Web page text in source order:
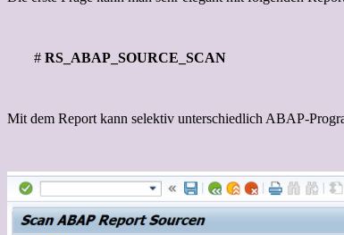
# RS_ABAP_SOURCE_SCAN
Mit dem Report kann selektiv unterschiedlich ABAP-